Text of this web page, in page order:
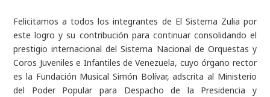
Felicitamos a todos los integrantes de El Sistema Zulia por
este logro y su contribución para continuar consolidando el
prestigio internacional del Sistema Nacional de Orquestas y
Coros Juveniles e Infantiles de Venezuela, cuyo órgano rector
es la Fundación Musical Simón Bolívar, adscrita al Ministerio
del Poder Popular para Despacho de la Presidencia y